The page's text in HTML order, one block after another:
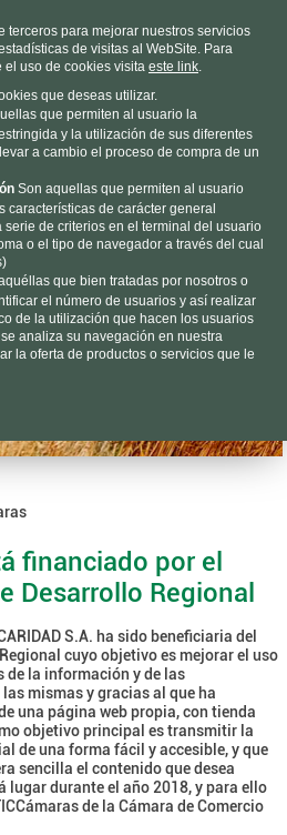
V 9h a 19h S 9h a 13h
| Nosotros
financiado por el
Desarrollo Regional
S.A. ha sido beneficiaria del
cuyo objetivo es mejorar el uso
de la información y de las
mismas y gracias al que ha
una página web propia, con tienda
objetivo principal es transmitir la
de una forma fácil y accesible, y que
sencilla el contenido que desea
lugar durante el año 2018, y para ello
de la Cámara de Comercio
terceros para mejorar nuestros servicios
de visitas al WebSite. Para
el uso de cookies visita este link.
que deseas utilizar.
que permiten al usuario la
y la utilización de sus diferentes
a cambio el proceso de compra de un
Son aquellas que permiten al usuario
de carácter general
de criterios en el terminal del usuario
o el tipo de navegador a través del cual
que bien tratadas por nosotros o
el número de usuarios y así realizar
de la utilización que hacen los usuarios
analiza su navegación en nuestra
la oferta de productos o servicios que le